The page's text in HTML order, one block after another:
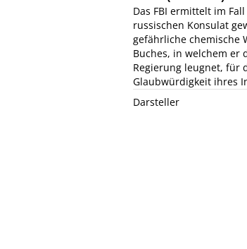
Das FBI ermittelt im
russischen Konsulat
gefährliche chemische
Buches, in welchem er
Regierung leugnet, für
Glaubwürdigkeit ihres
Darsteller